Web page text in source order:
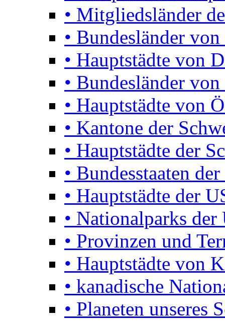
• Mitgliedsländer
• Bundesländer
• Hauptstädte von
• Bundesländer
• Hauptstädte von
• Kantone der
• Hauptstädte der
• Bundesstaaten
• Hauptstädte der
• Nationalparks der
• Provinzen und
• Hauptstädte von
• kanadische
• Planeten unseres